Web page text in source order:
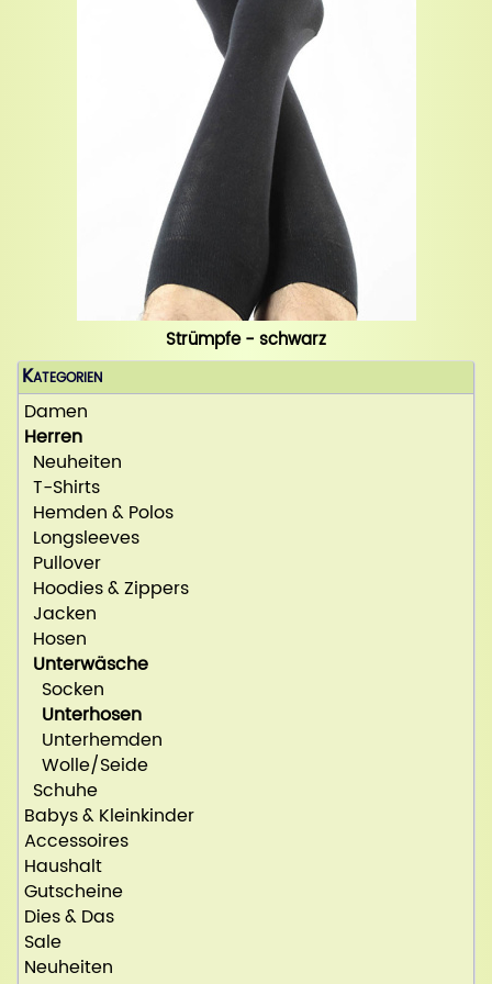
Strümpfe - schwarz
Kategorien
Damen
Herren
Neuheiten
T-Shirts
Hemden & Polos
Longsleeves
Pullover
Hoodies & Zippers
Jacken
Hosen
Unterwäsche
Socken
Unterhosen
Unterhemden
Wolle/Seide
Schuhe
Babys & Kleinkinder
Accessoires
Haushalt
Gutscheine
Dies & Das
Sale
Neuheiten